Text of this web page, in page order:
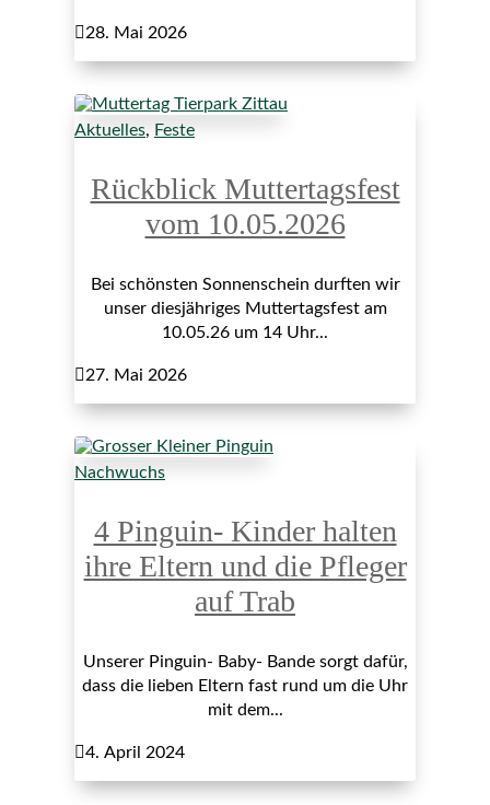
28. Mai 2026
Aktuelles, Feste
Rückblick Muttertagsfest
vom 10.05.2026
Bei schönsten Sonnenschein durften wir
unser diesjähriges Muttertagsfest am
10.05.26 um 14 Uhr...
27. Mai 2026
Nachwuchs
4 Pinguin- Kinder halten
ihre Eltern und die Pfleger
auf Trab
Unserer Pinguin- Baby- Bande sorgt dafür,
dass die lieben Eltern fast rund um die Uhr
mit dem...
4. April 2024